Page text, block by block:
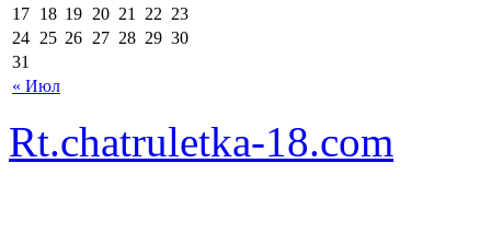
« Июл
17 18 19 20 21 22 23
24 25 26 27 28 29 30
31
Rt.chatruletka-18.com